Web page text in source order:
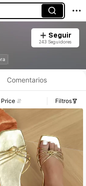
Seguir
243 Seguidores
Comentarios
Price Filtros